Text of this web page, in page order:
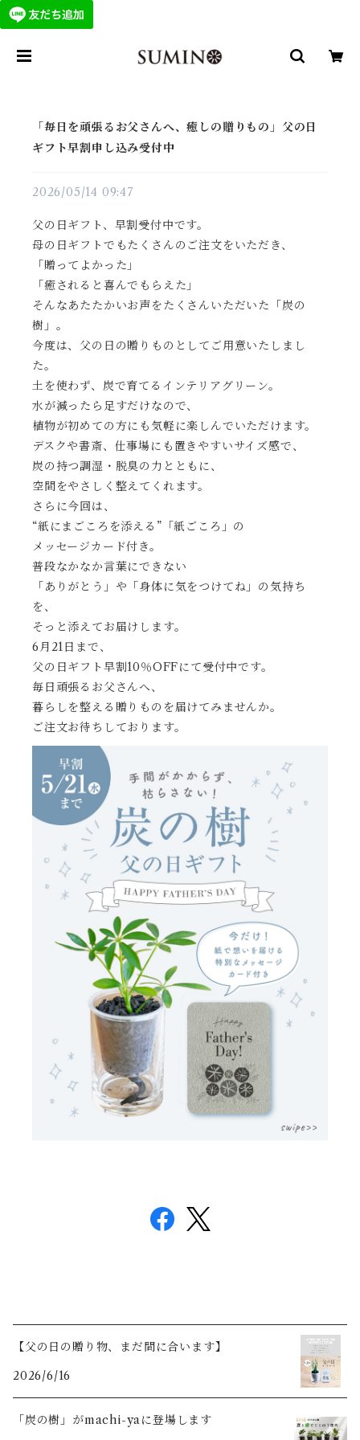
「毎日を頑張るお父さんへ、癒しの贈りもの」父の日
ギフト早割申し込み受付中
2026/05/14 09:47
父の日ギフト、早割受付中です。
母の日ギフトでもたくさんのご注文をいただき、
「贈ってよかった」
「癒されると喜んでもらえた」
そんなあたたかいお声をたくさんいただいた「炭の
樹」。
今度は、父の日の贈りものとしてご用意いたしまし
た。
土を使わず、炭で育てるインテリアグリーン。
水が減ったら足すだけなので、
植物が初めての方にも気軽に楽しんでいただけます。
デスクや書斎、仕事場にも置きやすいサイズ感で、
炭の持つ調湿・脱臭の力とともに、
空間をやさしく整えてくれます。
さらに今回は、
“紙にまごころを添える”「紙ごころ」の
メッセージカード付き。
普段なかなか言葉にできない
「ありがとう」や「身体に気をつけてね」の気持ち
を、
そっと添えてお届けします。
6月21日まで、
父の日ギフト早割10％OFFにて受付中です。
毎日頑張るお父さんへ、
暮らしを整える贈りものを届けてみませんか。
ご注文お待ちしております。
【父の日の贈り物、まだ間に合います】
2026/6/16
「炭の樹」がmachi-yaに登場します